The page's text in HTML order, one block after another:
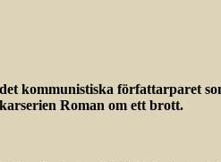
kommunistiska författarparet
Roman om ett brott.